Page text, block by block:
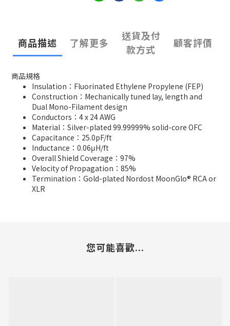
商品描述 了解更多
送貨及付
款方式
顧客評價
商品規格
Insulation：Fluorinated Ethylene Propylene (FEP)
Construction：Mechanically tuned lay, length and
Dual Mono-Filament design
Conductors：4 x 24 AWG
Material：Silver-plated 99.99999% solid-core OFC
Capacitance：25.0pF/ft
Inductance：0.06μH/ft
Overall Shield Coverage：97%
Velocity of Propagation：85%
Termination：Gold-plated Nordost MoonGlo® RCA or
XLR
您可能喜歡...